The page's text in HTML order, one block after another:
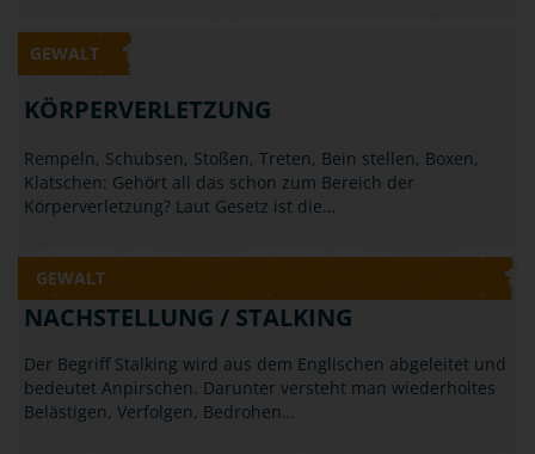
Gewalt kann sich gegen Menschen, aber auch gegen Tiere
oder Sachen richten. Von Gewalt spricht man, wenn nicht
zufällig, sondern absichtlich und…
GEWALT
KÖRPERVERLETZUNG
Rempeln, Schubsen, Stoßen, Treten, Bein stellen, Boxen,
Klatschen: Gehört all das schon zum Bereich der
Körperverletzung? Laut Gesetz ist die…
GEWALT
NACHSTELLUNG / STALKING